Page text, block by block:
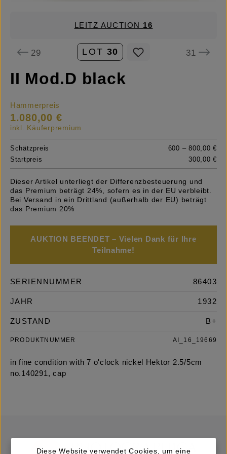
LEITZ AUCTION 16
29 LOT 30 31
II Mod.D black
Hammerpreis
1.080,00 €
inkl. Käuferpremium
Schätzpreis
600 – 800,00 €
Startpreis
300,00 €
Dieser Artikel unterliegt der Differenzbesteuerung und
das Premium beträgt 24%, sofern es in der EU verbleibt.
Bei Versand in ein Drittland (außerhalb der EU) beträgt
das Premium 20%
AUKTION BEENDET – Vielen Dank für Ihre
Teilnahme!
SERIENNUMMER 86403
JAHR 1932
ZUSTAND B+
PRODUKTNUMMER AI_16_19669
in fine condition with 7 o'clock nickel Hektor 2.5/5cm
no.140291, cap
Diese Website verwendet Cookies, um eine